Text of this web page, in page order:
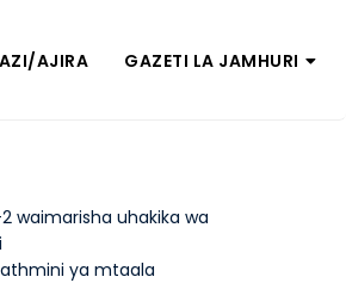
AJIRA GAZETI LA JAMHURI
waimarisha uhakika wa
ya mtaala